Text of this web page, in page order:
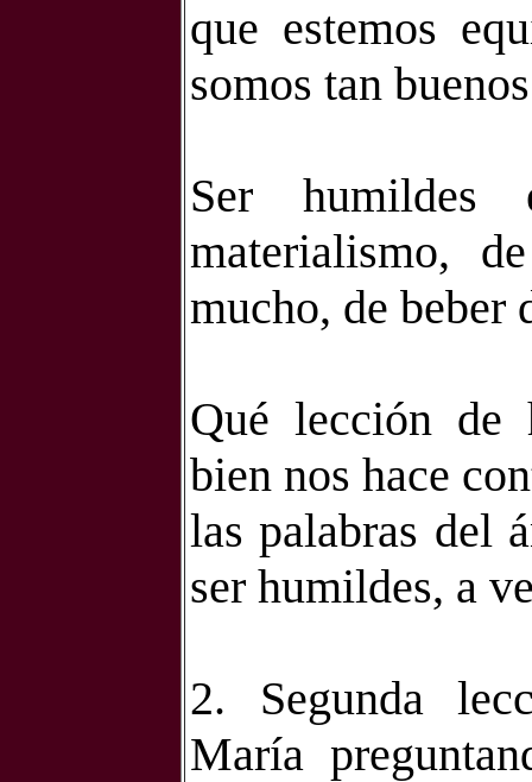
que estemos
somos tan
Ser humildes
materialismo,
mucho, de beber
Qué lección de
bien nos hace
las palabras del
ser humildes, a
2. Segunda
María